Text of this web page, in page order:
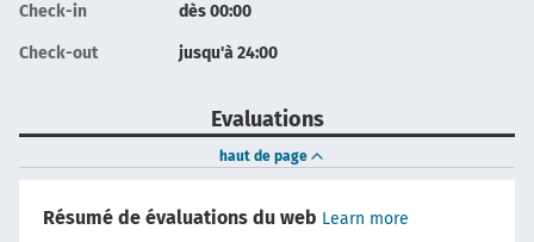
Check-in dès 00:00
Check-out jusqu'à 24:00
Evaluations
haut de page
Résumé de évaluations du web Learn more